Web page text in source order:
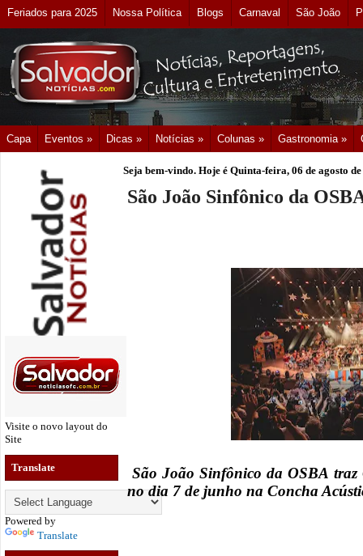
Feriados para 2025 Nossa Política Blogs Carnaval São João
Capa Eventos » Dicas » Notícias » Colunas » Gastronomia »
Visite o novo layout do
Site
Translate
Powered by
Translate
Seja bem-vindo. Hoje é Quinta-feira, 06 de agosto
São João Sinfônico da
São João Sinfônico da OSBA traz
no dia 7 de junho na Concha